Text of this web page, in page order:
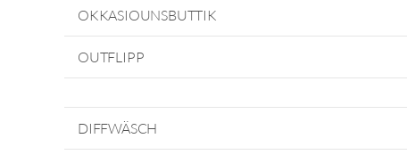
OKKASIOUNSBUTTIK
OUTFLIPP
DIFFWÄSCH